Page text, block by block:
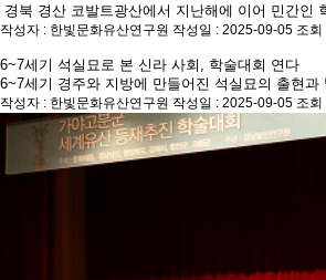
경북 경산 코발트광산에서 지난해에 이어 민간인
작성자 : 한빛문화유산연구원 작성일 : 2025-09-05 조회
6~7세기 석실묘로 본 신라 사회, 학술대회 연다
6~7세기 경주와 지방에 만들어진 석실묘의 출현
작성자 : 한빛문화유산연구원 작성일 : 2025-09-05 조회